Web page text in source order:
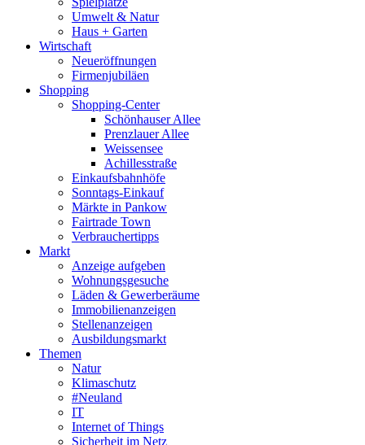
Umwelt & Natur
Haus + Garten
Wirtschaft
Neueröffnungen
Firmenjubiläen
Shopping
Shopping-Center
Schönhauser Allee
Prenzlauer Allee
Weissensee
Achillesstraße
Einkaufsbahnhöfe
Sonntags-Einkauf
Märkte in Pankow
Fairtrade Town
Verbrauchertipps
Markt
Anzeige aufgeben
Wohnungsgesuche
Läden & Gewerberäume
Immobilienanzeigen
Stellenanzeigen
Ausbildungsmarkt
Themen
Natur
Klimaschutz
#Neuland
IT
Internet of Things
Sicherheit im Netz